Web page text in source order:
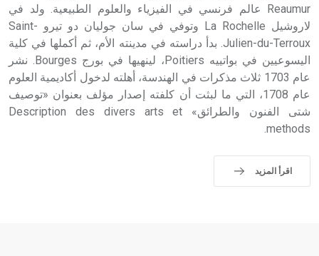
Reaumur عالم فرنسي في الفيزياء والعلوم الطبيعية. ولد في
لاروشيل La Rochelle وتوفي في سان جوليان دو تيرو Saint-
Julien-du-Terroux. بدأ دراسته في مدينته الأم، ثم أكملها في كلية
اليسوعيين في بواتييه Poitiers، لينهيها في بورج Bourges. نشر
عام 1703 ثلاث مذكرات في الهندسة، أهلته لدخول أكاديمية العلوم
عام 1708، التي ما لبثت أن كلفته إصدار مؤلف بعنوان «توصيف
شتى الفنون والطرائق» Description des divers arts et
methods.
اقرأ المزيد